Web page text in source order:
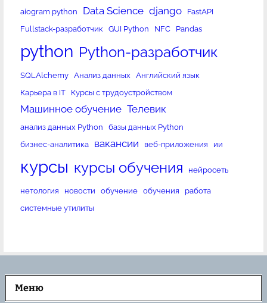
aiogram python Data Science django
FastAPI
Fullstack-разработчик GUI Python NFC Pandas
python Python-разработчик
SQLAlchemy Анализ данных
Английский язык
Карьера в IT
Курсы с трудоустройством
Машинное обучение Телевик
анализ данных Python
базы данных Python
бизнес-аналитика
вакансии веб-приложения ии
курсы курсы обучения нейросеть
нетология новости обучение обучения
работа
системные утилиты
Меню